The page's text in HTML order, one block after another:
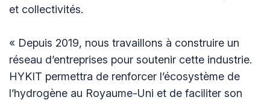
et collectivités.
« Depuis 2019, nous travaillons à construire un
réseau d’entreprises pour soutenir cette industrie.
HYKIT permettra de renforcer l’écosystème de
l’hydrogène au Royaume-Uni et de faciliter son